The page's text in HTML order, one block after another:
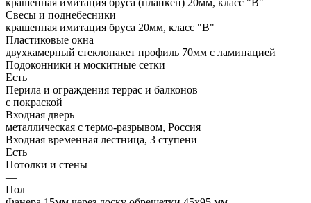
крашенная имитация бруса (планкен) 20мм, класс "В"
Свесы и поднебесники
крашенная имитация бруса 20мм, класс "В"
Пластиковые окна
двухкамерный стеклопакет профиль 70мм с ламинацией
Подоконники и москитные сетки
Есть
Перила и ограждения террас и балконов
с покраской
Входная дверь
металлическая с термо-разрывом, Россия
Входная временная лестница, 3 ступени
Есть
Потолки и стены
—
Пол